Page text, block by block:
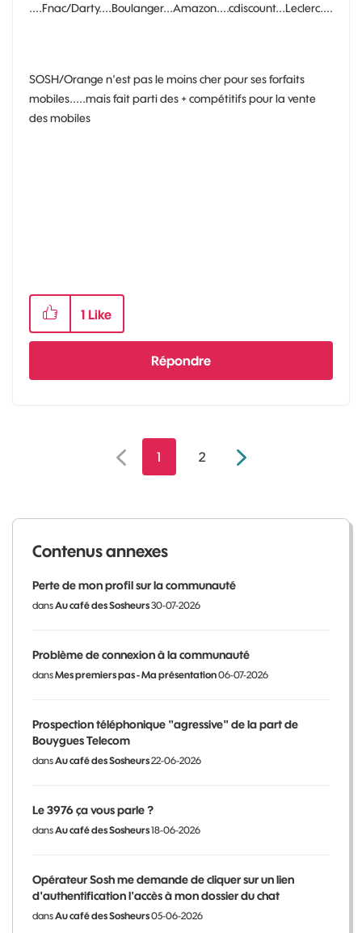
....Fnac/Darty....Boulanger...Amazon....cdiscount...Leclerc....
SOSH/Orange n'est pas le moins cher pour ses forfaits
mobiles.....mais fait parti des + compétitifs pour la vente
des mobiles
1 Like
Répondre
1 2
Contenus annexes
Perte de mon profil sur la communauté
dansAu café des Sosheurs30-07-2026
Problème de connexion à la communauté
dansMes premiers pas - Ma présentation06-07-2026
Prospection téléphonique "agressive" de la part de
Bouygues Telecom
dansAu café des Sosheurs22-06-2026
Le 3976 ça vous parle ?
dansAu café des Sosheurs18-06-2026
Opérateur Sosh me demande de cliquer sur un lien
d'authentification l'accès à mon dossier du chat
dansAu café des Sosheurs05-06-2026